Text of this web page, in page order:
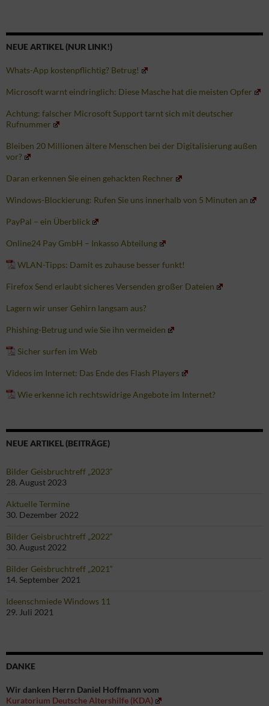
NEUE ARTIKEL (NUR LINK!)
Whats-App kostenpflichtig? Betrug!
Microsoft warnt eindringlich: Diese Masche hat die meisten Opfer
Achtung: falscher Microsoft Support tarnt sich mit deutscher
Rufnummer
Bleiben 20 Millionen ältere Menschen bei der Digitalisierung außen
vor?
Daran erkennen Sie einen gehackten Rechner
Windows-Blockierung: Rufen Sie uns innerhalb von 5 Minuten an
PayPal – ein Überblick
Online24 Pay GmbH – Inkasso Abteilung
WLAN-Tipps: Damit es zuhause besser funkt!
Firefox Send erlaubt sicheres Versenden großer Dateien
Lagern wir unser Gehirn langsam aus?
Phishing-Betrug und wie Sie ihn vermeiden
Sicher surfen im Web
Videos im Internet: Das Ende des Flash Players
Wie erkenne ich rechtswidrige Angebote im Internet?
NEUE ARTIKEL (BEITRÄGE)
Bilder Geisbruchtreff „2023“
28. August 2023
Aktuelle Termine
30. Dezember 2022
Bilder Geisbruchtreff „2022“
30. August 2022
Bilder Geisbruchtreff „2021“
14. September 2021
Ideenschmiede Windows 11
29. Juli 2021
DANKE
Wir danken Herrn Daniel Hoffmann vom
Kuratorium Deutsche Altershilfe (KDA)